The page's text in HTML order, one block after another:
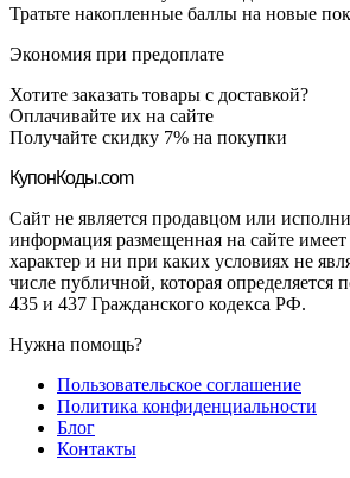
Тратьте накопленные баллы на новые
Экономия при предоплате
Хотите заказать товары с доставкой?
Оплачивайте их на сайте
Получайте скидку 7% на покупки
КупонКоды.com
Сайт не является продавцом или
информация размещенная на сайте
характер и ни при каких условиях не
числе публичной, которая определяется
435 и 437 Гражданского кодекса РФ.
Нужна помощь?
Пользовательское соглашение
Политика конфиденциальности
Блог
Контакты